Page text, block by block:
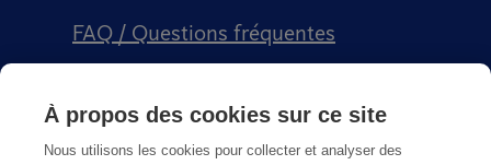
FAQ / Questions fréquentes
Conditions générales de vente CGPS
À propos des cookies sur ce site
Nous utilisons les cookies pour collecter et analyser des